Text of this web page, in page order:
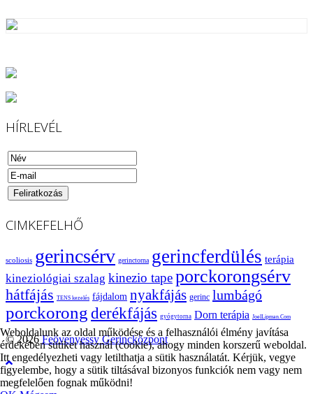
HÍRLEVÉL
CIMKEFELHŐ
scoliosis gerincsérv gerinctorna gerincferdülés terápia
kineziológiai szalag kinezio tapeporckorongsérv
hátfájás TENS kezelés fájdalom nyakfájás gerinc lumbágó
porckorong derékfájás gyógytorna Dorn terápia JoelLipman.Com
© 2026Feövenyessy Gerincközpont
Weboldalunk az oldal működése és a felhasználói élmény javítása
érdekében sütiket használ (cookie), ahogy minden korszerű weboldal.
Itt engedélyezheti vagy letilthatja a sütik használatát. Kérjük, vegye
figyelembe, hogy a sütik tiltásával bizonyos funkciók nem vagy nem
megfelelően fognak működni!